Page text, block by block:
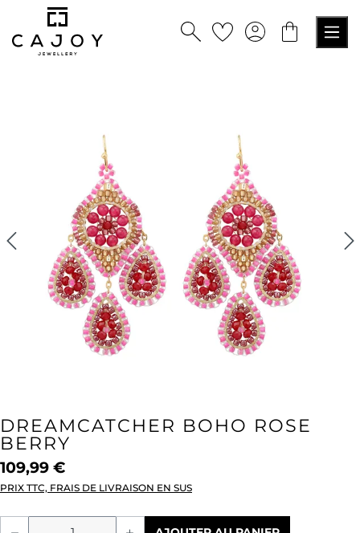
principal
DREAMCATCHER BOHO ROSE
BERRY
109,99 €
PRIX TTC, FRAIS DE LIVRAISON EN SUS
Quantité de produit : Entrez la